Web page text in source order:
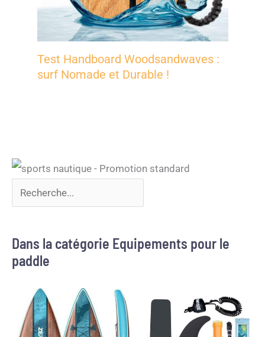
Test Handboard Woodsandwaves :
surf Nomade et Durable !
Dans la catégorie Equipements pour le
paddle